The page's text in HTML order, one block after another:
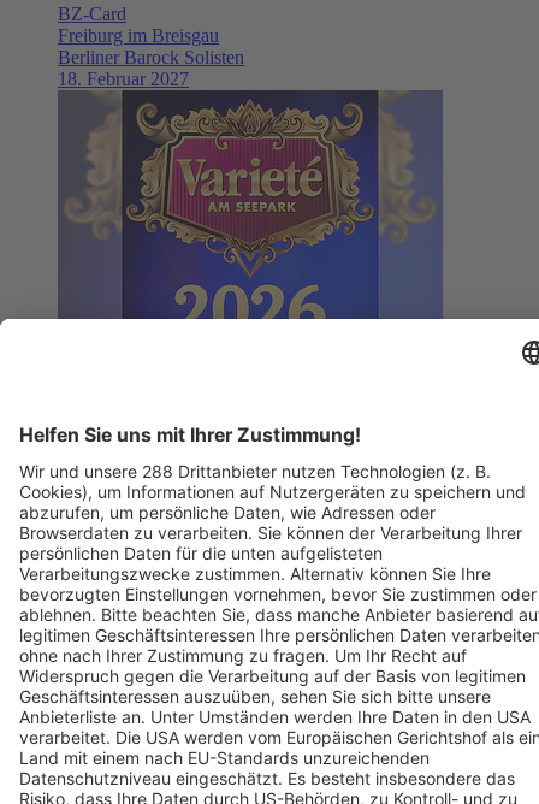
BZ-Card
Freiburg im Breisgau
Berliner Barock Solisten
18. Februar 2027
15. November 2026
BZ-Card
Freiburg im Breisgau
Varieté am Seepark 2026
08. November 2026